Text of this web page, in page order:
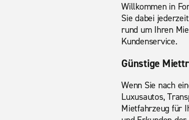
Willkommen in
Sie dabei
rund um Ihren
Kundenservice.
Günstige
Wenn Sie nach
Luxusautos,
Mietfahrzeug für